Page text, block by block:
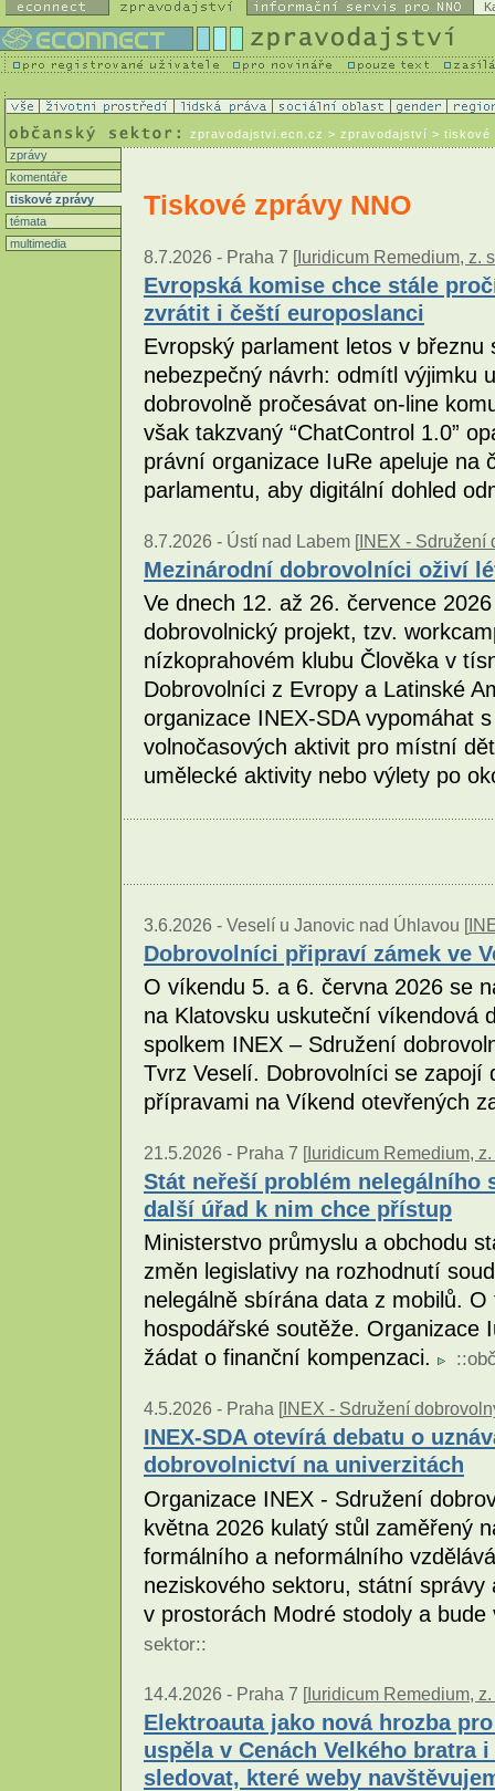
zpravodajstvi.ecn.cz > zpravodajství > tiskové
zprávy
komentáře
tiskové zprávy
témata
multimedia
Tiskové zprávy NNO
8.7.2026 - Praha 7 [Iuridicum Remedium, z.
Evropská komise chce stále
zvrátit i čeští europoslanci
Evropský parlament letos v
nebezpečný návrh: odmítl výjimku
dobrovolně pročesávat on-line
však takzvaný “ChatControl 1.0”
právní organizace IuRe apeluje na
parlamentu, aby digitální dohled
8.7.2026 - Ústí nad Labem [INEX - Sdružení
Mezinárodní dobrovolníci oživí
Ve dnech 12. až 26. července
dobrovolnický projekt, tzv.
nízkoprahovém klubu Člověka v
Dobrovolníci z Evropy a Latinské
organizace INEX-SDA vypomáhat
volnočasových aktivit pro místní
umělecké aktivity nebo výlety po
3.6.2026 - Veselí u Janovic nad Úhlavou [
Dobrovolníci připraví zámek ve
O víkendu 5. a 6. června 2026 se
na Klatovsku uskuteční víkendová
spolkem INEX – Sdružení
Tvrz Veselí. Dobrovolníci se zapojí
přípravami na Víkend otevřených
21.5.2026 - Praha 7 [Iuridicum Remedium, z.
Stát neřeší problém nelegálního
další úřad k nim chce přístup
Ministerstvo průmyslu a obchodu
změn legislativy na rozhodnutí
nelegálně sbírána data z mobilů.
hospodářské soutěže. Organizace
žádat o finanční kompenzaci.
::
4.5.2026 - Praha [INEX - Sdružení
INEX-SDA otevírá debatu o
dobrovolnictví na univerzitách
Organizace INEX - Sdružení
května 2026 kulatý stůl zaměřený
formálního a neformálního
neziskového sektoru, státní
v prostorách Modré stodoly a
sektor::
14.4.2026 - Praha 7 [Iuridicum Remedium, z.
Elektroauta jako nová hrozba
uspěla v Cenách Velkého bratra
sledovat, které weby